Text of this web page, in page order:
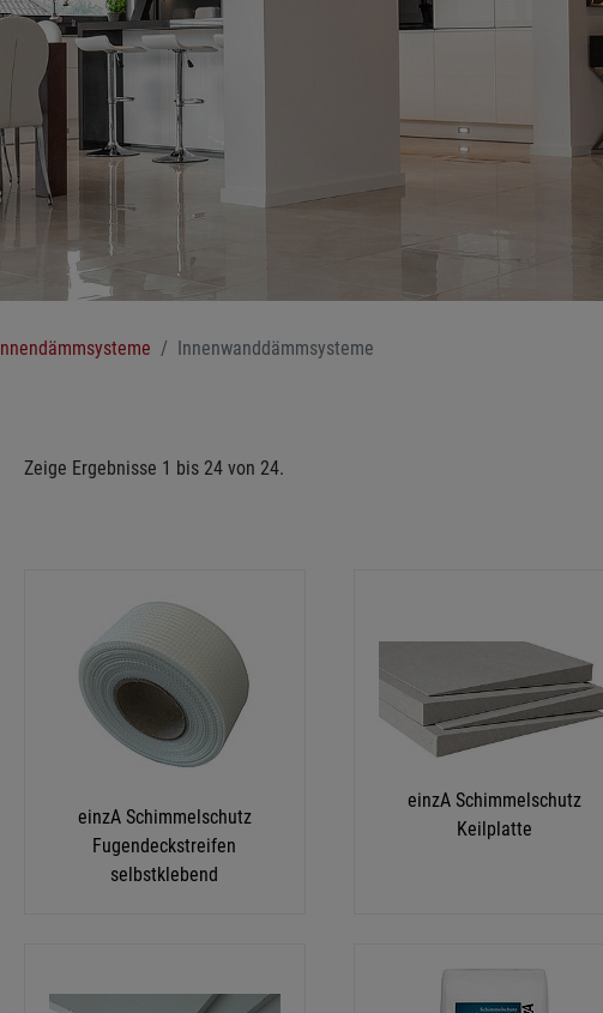
Innendämmsysteme Innenwanddämmsysteme
Zeige Ergebnisse 1 bis 24 von 24.
einzA Schimmelschutz
Fugendeckstreifen
selbstklebend
einzA Schimmelschutz
Keilplatte